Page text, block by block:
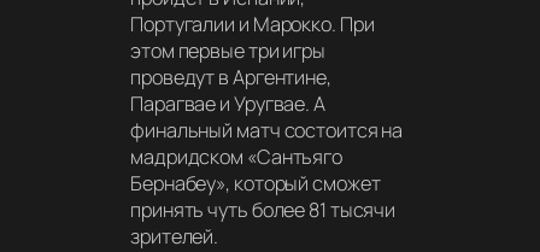
Португалии и Марокко. При
этом первые три игры
проведут в Аргентине,
Парагвае и Уругвае. А
финальный матч состоится на
мадридском «Сантьяго
Бернабеу», который сможет
принять чуть более 81 тысячи
зрителей.